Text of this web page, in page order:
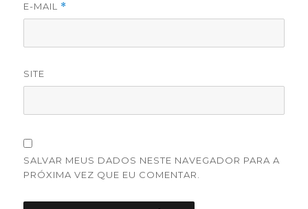
E-MAIL *
SITE
SALVAR MEUS DADOS NESTE NAVEGADOR PARA A
PRÓXIMA VEZ QUE EU COMENTAR.